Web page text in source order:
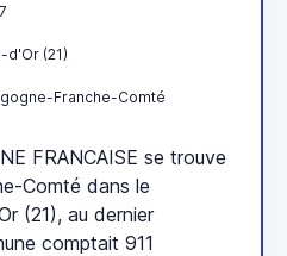
d'Or (21)
Franche-Comté
FRANCAISE se trouve
Comté dans le
(21), au dernier
comptait 911